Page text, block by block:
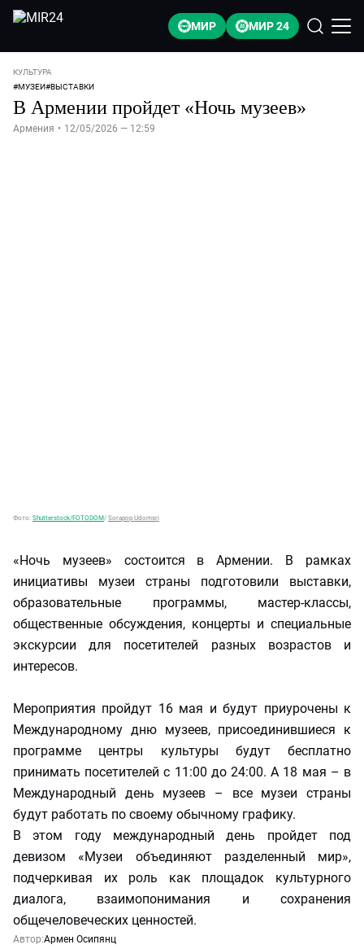
МИР МИР 24
КУЛЬТУРА
#МУЗЕИ#ВЫСТАВКИ
В Армении пройдет «Ночь музеев»
Армения • 12/05/2026 — 12:59
Фото: Shutterstock/FOTODOM/ Sorapop Udomsri
«Ночь музеев» состоится в Армении. В рамках
инициативы музеи страны подготовили выставки,
образовательные программы, мастер-классы,
общественные обсуждения, концерты и специальные
экскурсии для посетителей разных возрастов и
интересов.
Мероприятия пройдут 16 мая и будут приурочены к
Международному дню музеев, присоединившиеся к
программе центры культуры будут бесплатно
принимать посетителей с 11:00 до 24:00. А 18 мая – в
Международный день музеев – все музеи страны
будут работать по своему обычному графику.
В этом году международный день пройдет под
девизом «Музеи объединяют разделенный мир»,
подчеркивая их роль как площадок культурного
диалога, взаимопонимания и сохранения
общечеловеческих ценностей.
Автор:Армен Осипянц